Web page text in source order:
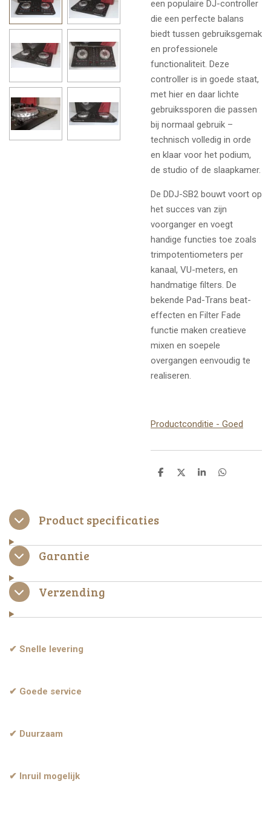
een populaire DJ-controller
die een perfecte balans
biedt tussen gebruiksgemak
en professionele
functionaliteit. Deze
controller is in goede staat,
met hier en daar lichte
gebruikssporen die passen
bij normaal gebruik –
technisch volledig in orde
en klaar voor het podium,
de studio of de slaapkamer.
De DDJ-SB2 bouwt voort op
het succes van zijn
voorganger en voegt
handige functies toe zoals
trimpotentiometers per
kanaal, VU-meters, en
handmatige filters. De
bekende Pad-Trans beat-
effecten en Filter Fade
functie maken creatieve
mixen en soepele
overgangen eenvoudig te
realiseren.
Productconditie - Goed
D
D
S
D
Product specificaties
Garantie
Verzending
✔ Snelle levering
✔ Goede service
✔ Duurzaam
✔ Inruil mogelijk